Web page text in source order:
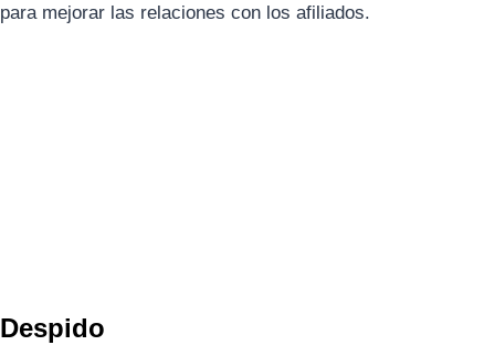
para mejorar las relaciones con los afiliados.
Despido